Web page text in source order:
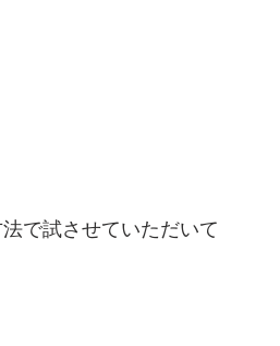
で試させていただいて